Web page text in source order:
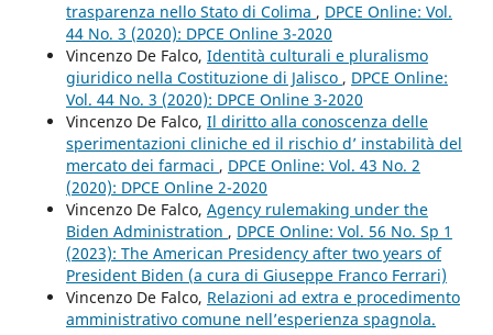
trasparenza nello Stato di Colima , DPCE Online: Vol.
44 No. 3 (2020): DPCE Online 3-2020
Vincenzo De Falco, Identità culturali e pluralismo
giuridico nella Costituzione di Jalisco , DPCE Online:
Vol. 44 No. 3 (2020): DPCE Online 3-2020
Vincenzo De Falco, Il diritto alla conoscenza delle
sperimentazioni cliniche ed il rischio d’ instabilità del
mercato dei farmaci , DPCE Online: Vol. 43 No. 2
(2020): DPCE Online 2-2020
Vincenzo De Falco, Agency rulemaking under the
Biden Administration , DPCE Online: Vol. 56 No. Sp 1
(2023): The American Presidency after two years of
President Biden (a cura di Giuseppe Franco Ferrari)
Vincenzo De Falco, Relazioni ad extra e procedimento
amministrativo comune nell’esperienza spagnola.